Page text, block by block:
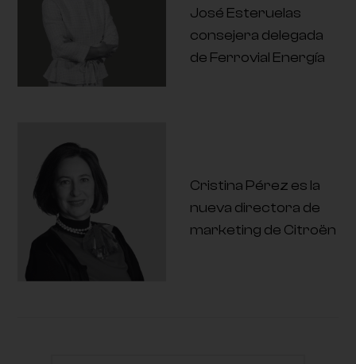
José Esteruelas
consejera delegada
de Ferrovial Energía
Cristina Pérez es la
nueva directora de
marketing de Citroën